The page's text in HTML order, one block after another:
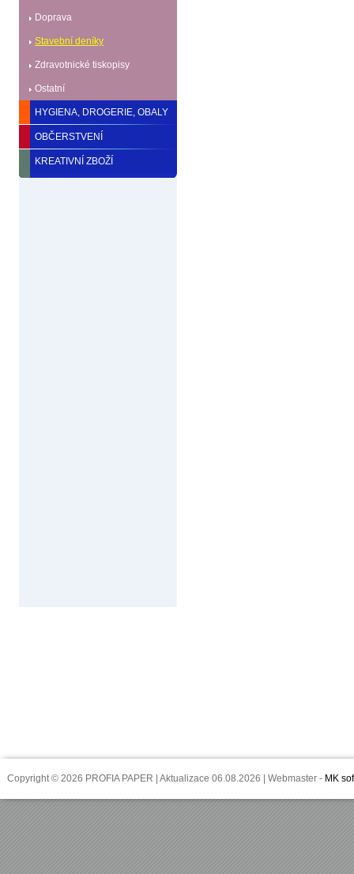
Doprava
Stavební deníky
Zdravotnické tiskopisy
Ostatní
HYGIENA, DROGERIE, OBALY
OBČERSTVENÍ
KREATIVNÍ ZBOŽÍ
Copyright © 2026 PROFIA PAPER | Aktualizace 06.08.2026 | Webmaster - MK